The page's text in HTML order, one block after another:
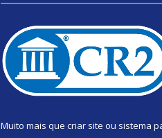
Muito mais que criar site ou sistema